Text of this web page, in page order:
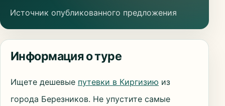
Источник опубликованного предложения
Информация о туре
Ищете дешевые путевки в Киргизию из
города Березников. Не упустите самые